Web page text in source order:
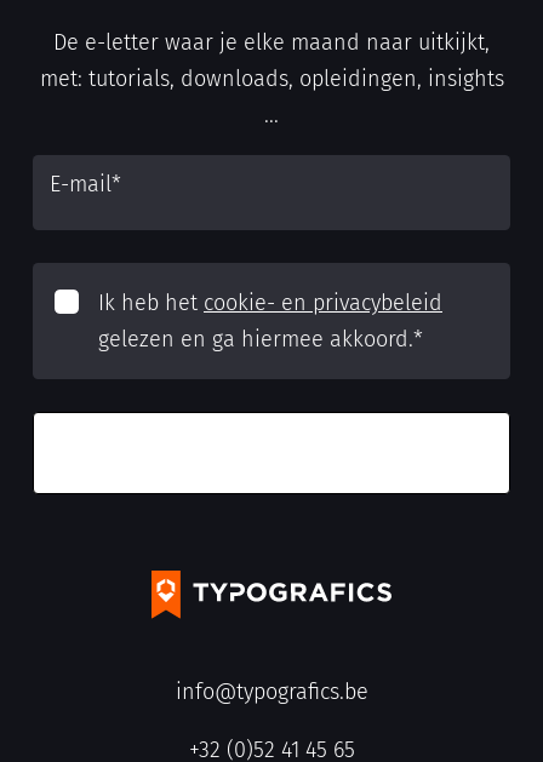
info@typografics.be
+32 (0)52 41 45 65
De e-letter waar je elke maand naar uitkijkt,
met: tutorials, downloads, opleidingen, insights
...
E-mail*
Ik heb het cookie- en privacybeleid
gelezen en ga hiermee akkoord.*